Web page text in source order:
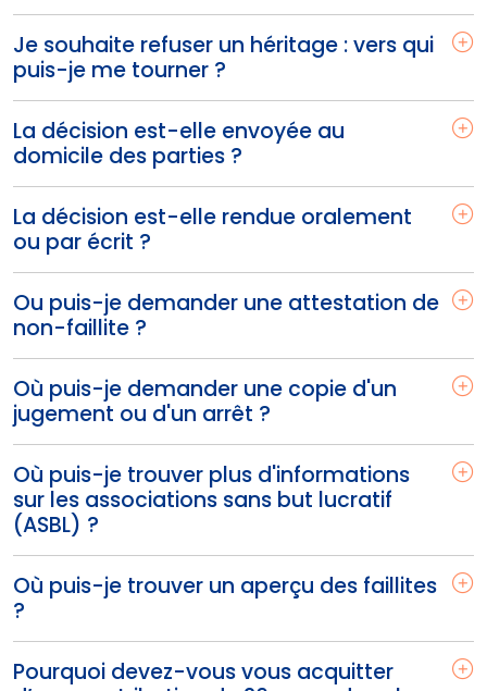
Je souhaite refuser un héritage : vers qui
puis-je me tourner ?
La décision est-elle envoyée au
domicile des parties ?
La décision est-elle rendue oralement
ou par écrit ?
Ou puis-je demander une attestation de
non-faillite ?
Où puis-je demander une copie d'un
jugement ou d'un arrêt ?
Où puis-je trouver plus d'informations
sur les associations sans but lucratif
(ASBL) ?
Où puis-je trouver un aperçu des faillites
?
Pourquoi devez-vous vous acquitter